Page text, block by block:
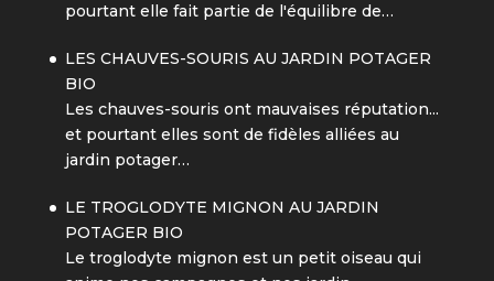
pourtant elle fait partie de l'équilibre de…
LES CHAUVES-SOURIS AU JARDIN POTAGER
BIO
Les chauves-souris ont mauvaises réputation...
et pourtant elles sont de fidèles alliées au
jardin potager…
LE TROGLODYTE MIGNON AU JARDIN
POTAGER BIO
Le troglodyte mignon est un petit oiseau qui